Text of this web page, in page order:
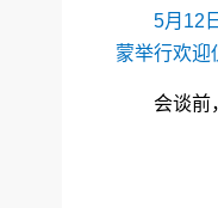
5月12
蒙举行欢迎
会谈前